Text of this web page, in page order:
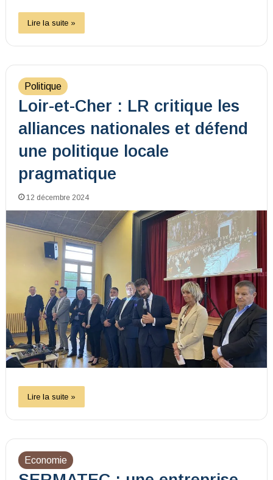
Lire la suite »
Politique
Loir-et-Cher : LR critique les
alliances nationales et défend
une politique locale
pragmatique
12 décembre 2024
Lire la suite »
Economie